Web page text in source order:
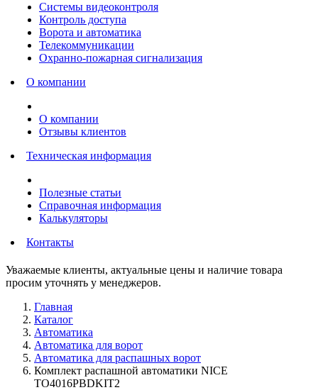
Системы видеоконтроля
Контроль доступа
Ворота и автоматика
Телекоммуникации
Охранно-пожарная сигнализация
О компании
О компании
Отзывы клиентов
Техническая информация
Полезные статьи
Справочная информация
Калькуляторы
Контакты
Уважаемые клиенты, актуальные цены и наличие товара
просим уточнять у менеджеров.
Главная
Каталог
Автоматика
Автоматика для ворот
Автоматика для распашных ворот
Комплект распашной автоматики NICE
TO4016PBDKIT2